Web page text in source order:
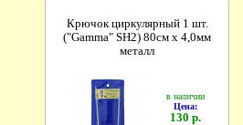
Крючок циркулярный 1 шт.
("Gamma" SH2) 80см х 4,0мм
металл
в наличии
Цена:
130 р.